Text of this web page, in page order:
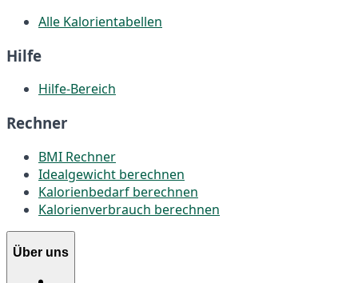
Alle Kalorientabellen
Hilfe
Hilfe-Bereich
Rechner
BMI Rechner
Idealgewicht berechnen
Kalorienbedarf berechnen
Kalorienverbrauch berechnen
Über uns